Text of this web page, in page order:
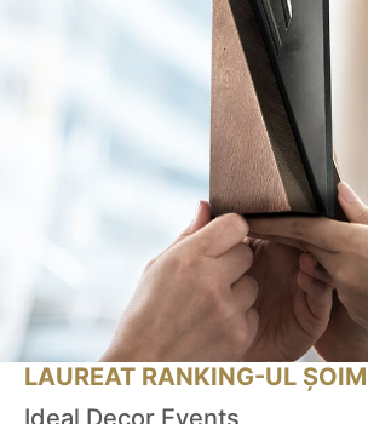
LAUREAT RANKING-UL
Ideal Decor Events